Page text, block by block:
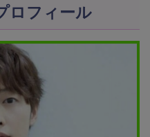
ロフィール